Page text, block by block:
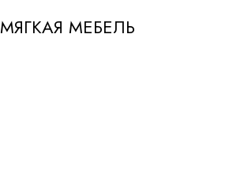
МЯГКАЯ МЕБЕЛЬ